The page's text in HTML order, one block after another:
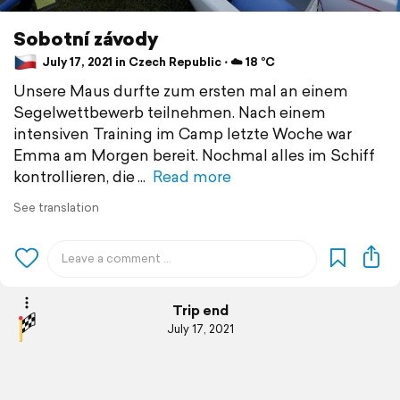
Sobotní závody
July 17, 2021 in Czech Republic ⋅ ☁️ 18 °C
Unsere Maus durfte zum ersten mal an einem
Segelwettbewerb teilnehmen. Nach einem
intensiven Training im Camp letzte Woche war
Emma am Morgen bereit. Nochmal alles im Schiff
kontrollieren, die
Read more
See translation
Trip end
July 17, 2021